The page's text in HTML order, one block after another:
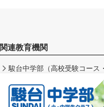
関連教育機関
駿台中学部（高校受験コース